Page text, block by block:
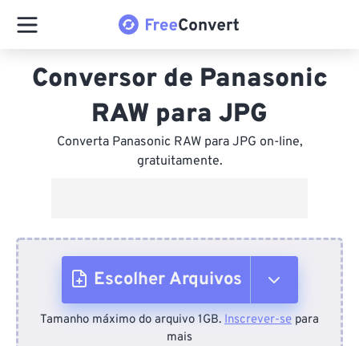
Conversor de Panasonic
RAW para JPG
Converta Panasonic RAW para JPG on-line,
gratuitamente.
Escolher Arquivos
Do dispositivo
Tamanho máximo do arquivo 1GB. Inscrever-se para
mais